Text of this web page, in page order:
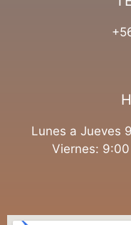
Lunes a Jueves
Viernes: